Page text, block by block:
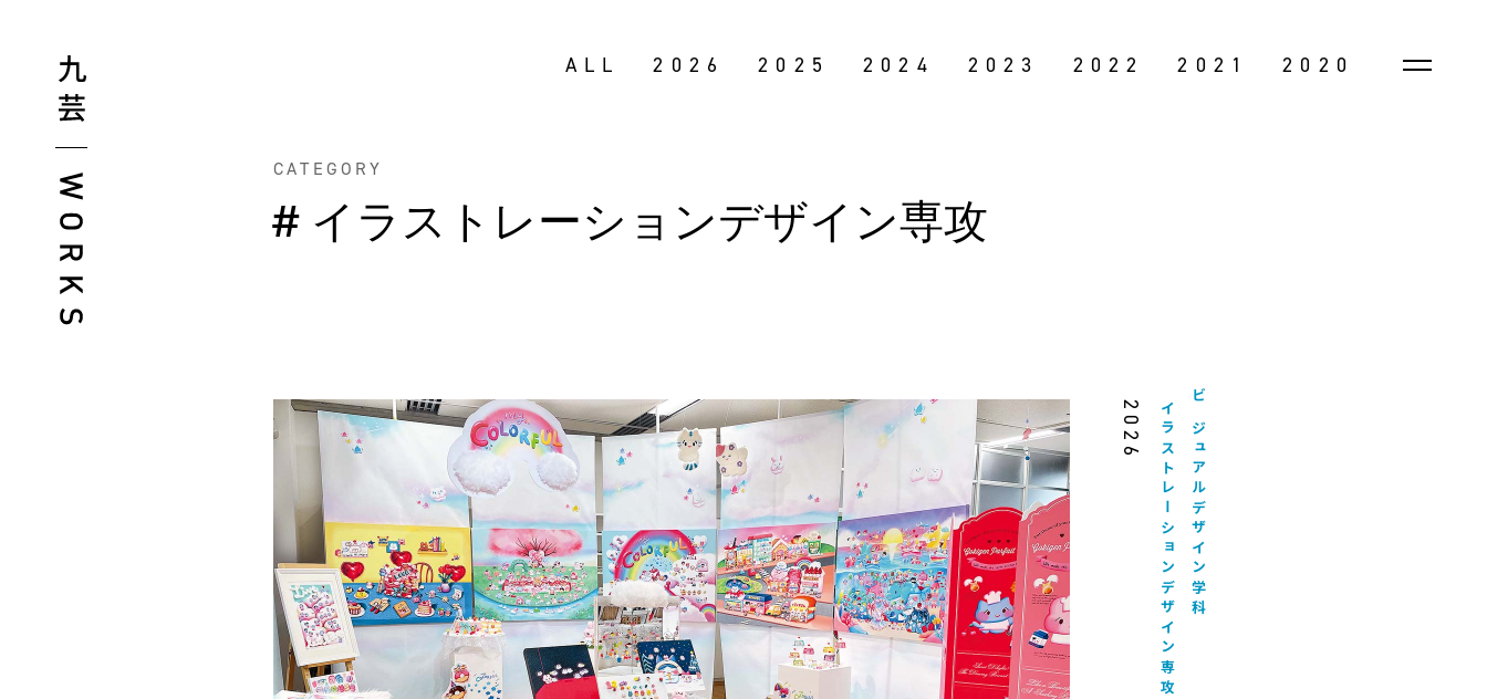
ALL 2026 2025 2024 2023 2022 2021 2020
CATEGORY
# イラストレーションデザイン専攻
ビジュアルデザイン学科
イラストレーションデザイン専攻
2026